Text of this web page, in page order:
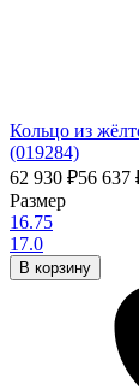
Кольцо из
(019284)
62 930 ₽56 637
Размер
16.75
17.0
В корзину